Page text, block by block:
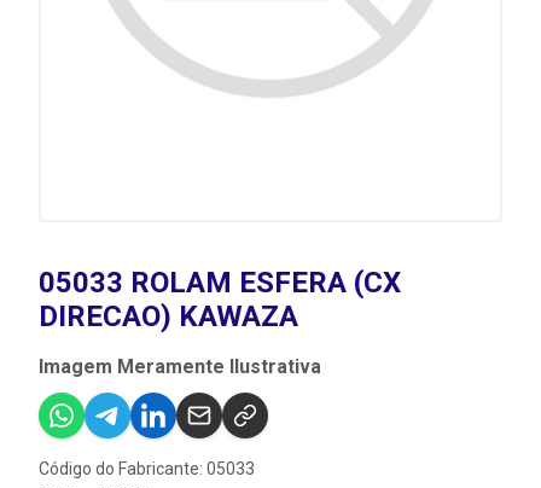
05033 ROLAM ESFERA (CX
DIRECAO) KAWAZA
Imagem Meramente Ilustrativa
Código do Fabricante: 05033